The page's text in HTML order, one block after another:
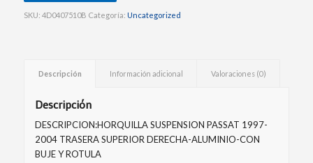
SKU: 4D0407510B Categoría: Uncategorized
Descripción Información adicional Valoraciones (0)
Descripción
DESCRIPCION:HORQUILLA SUSPENSION PASSAT 1997-
2004 TRASERA SUPERIOR DERECHA-ALUMINIO-CON
BUJE Y ROTULA